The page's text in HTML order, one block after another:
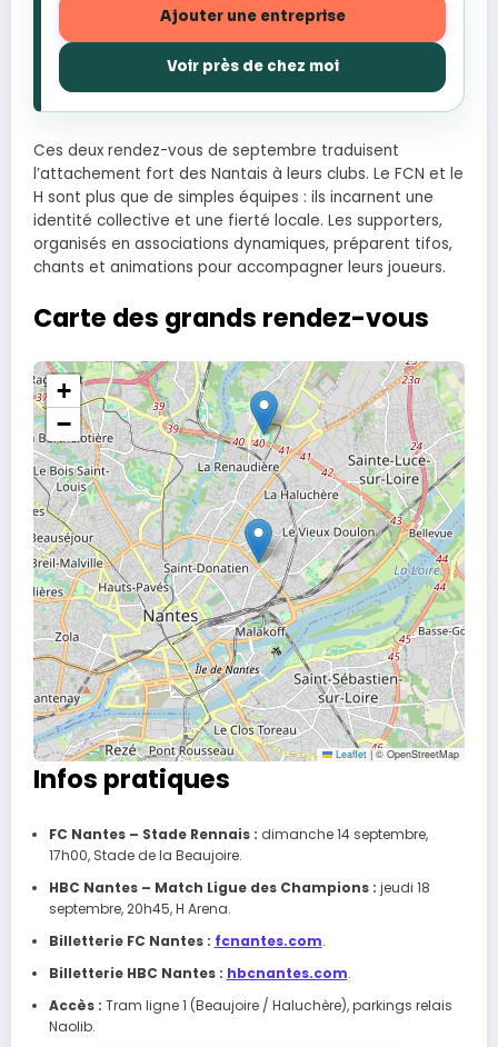
Ajouter une entreprise
Voir près de chez moi
Ces deux rendez-vous de septembre traduisent
l’attachement fort des Nantais à leurs clubs. Le FCN et le
H sont plus que de simples équipes : ils incarnent une
identité collective et une fierté locale. Les supporters,
organisés en associations dynamiques, préparent tifos,
chants et animations pour accompagner leurs joueurs.
Carte des grands rendez-vous
+
−
Leaflet |© OpenStreetMap
Infos pratiques
FC Nantes – Stade Rennais : dimanche 14 septembre,
17h00, Stade de la Beaujoire.
HBC Nantes – Match Ligue des Champions : jeudi 18
septembre, 20h45, H Arena.
Billetterie FC Nantes : fcnantes.com.
Billetterie HBC Nantes : hbcnantes.com.
Accès : Tram ligne 1 (Beaujoire / Haluchère), parkings relais
Naolib.